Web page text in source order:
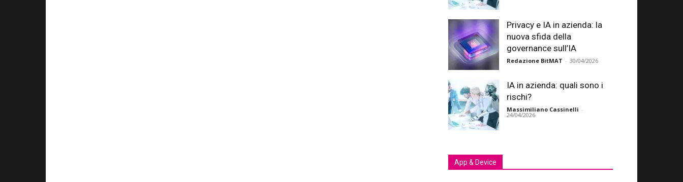
Privacy e IA in azienda: la
nuova sfida della
governance sull’IA
Redazione BitMAT - 30/04/2026
IA in azienda: quali sono i
rischi?
Massimiliano Cassinelli -
24/04/2026
App & Device